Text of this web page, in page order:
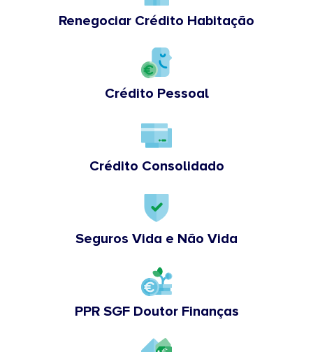
Renegociar Crédito Habitação
Crédito Pessoal
Crédito Consolidado
Seguros Vida e Não Vida
PPR SGF Doutor Finanças